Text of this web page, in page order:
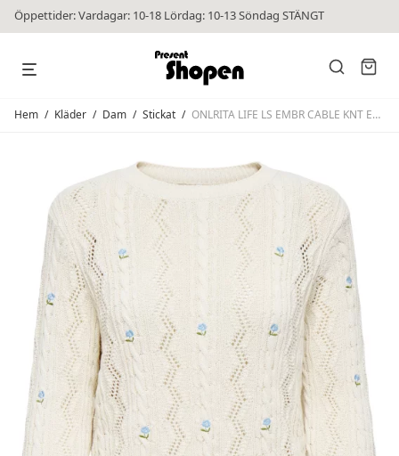
Öppettider: Vardagar: 10-18 Lördag: 10-13 Söndag STÄNGT
Hem / Kläder / Dam / Stickat / ONLRITA LIFE LS EMBR CABLE KNT Ecru